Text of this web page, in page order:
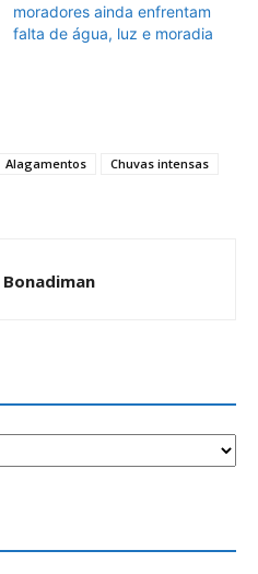
moradores ainda enfrentam
falta de água, luz e moradia
Alagamentos
Chuvas intensas